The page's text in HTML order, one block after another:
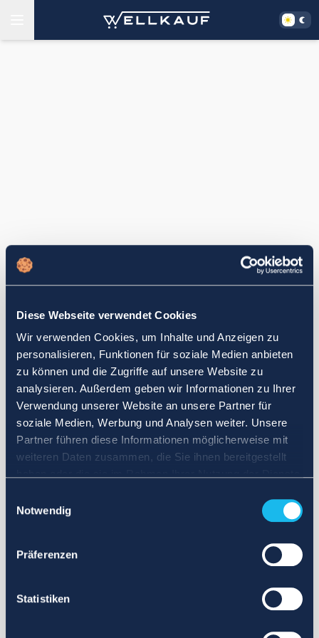
Diese Webseite verwendet Cookies
Wir verwenden Cookies, um Inhalte und Anzeigen zu
personalisieren, Funktionen für soziale Medien anbieten
zu können und die Zugriffe auf unsere Website zu
analysieren. Außerdem geben wir Informationen zu Ihrer
Verwendung unserer Website an unsere Partner für
soziale Medien, Werbung und Analysen weiter. Unsere
Partner führen diese Informationen möglicherweise mit
weiteren Daten zusammen, die Sie ihnen bereitgestellt
Notwendig
Präferenzen
Statistiken